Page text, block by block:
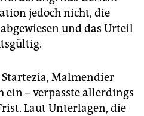
jedoch nicht, die
und das Urteil
Malmendier
ein – verpasste allerdings
Laut Unterlagen, die